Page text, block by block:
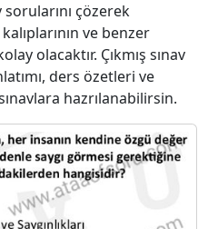
çözerek
ve benzer
olacaktır. Çıkmış sınav
ders özetleri ve
hazrılanabilirsin.